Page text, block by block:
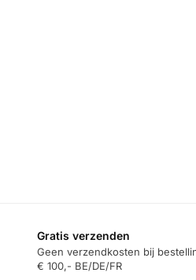
Gratis verzenden
Geen verzendkosten bij
€ 100,- BE/DE/FR